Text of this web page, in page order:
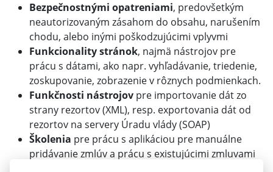
Bezpečnostnými opatreniami, predovšetkým
neautorizovaným zásahom do obsahu, narušením
chodu, alebo inými poškodzujúcimi vplyvmi
Funkcionality stránok, najmä nástrojov pre
prácu s dátami, ako napr. vyhľadávanie, triedenie,
zoskupovanie, zobrazenie v rôznych podmienkach.
Funkčnosti nástrojov pre importovanie dát zo
strany rezortov (XML), resp. exportovania dát od
rezortov na servery Úradu vlády (SOAP)
Školenia pre prácu s aplikáciou pre manuálne
pridávanie zmlúv a prácu s existujúcimi zmluvami